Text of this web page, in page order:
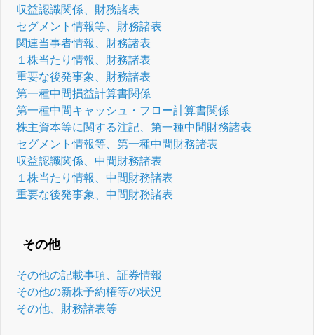
収益認識関係、財務諸表
セグメント情報等、財務諸表
関連当事者情報、財務諸表
１株当たり情報、財務諸表
重要な後発事象、財務諸表
第一種中間損益計算書関係
第一種中間キャッシュ・フロー計算書関係
株主資本等に関する注記、第一種中間財務諸表
セグメント情報等、第一種中間財務諸表
収益認識関係、中間財務諸表
１株当たり情報、中間財務諸表
重要な後発事象、中間財務諸表
その他
その他の記載事項、証券情報
その他の新株予約権等の状況
その他、財務諸表等